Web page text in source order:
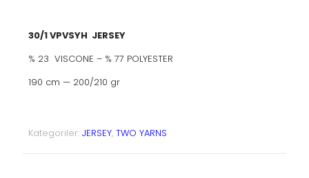
30/1 VPVSYH JERSEY
% 23 VISCONE – % 77 POLYESTER
190 cm — 200/210 gr
Kategoriler: JERSEY, TWO YARNS